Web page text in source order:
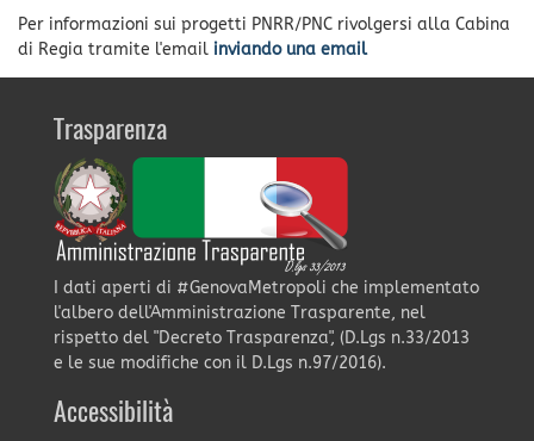
Per informazioni sui progetti PNRR/PNC rivolgersi alla Cabina
di Regia tramite l'email inviando una email
Trasparenza
I dati aperti di #GenovaMetropoli che implementato
l'albero dell'Amministrazione Trasparente, nel
rispetto del "Decreto Trasparenza", (D.Lgs n.33/2013
e le sue modifiche con il D.Lgs n.97/2016).
Accessibilità